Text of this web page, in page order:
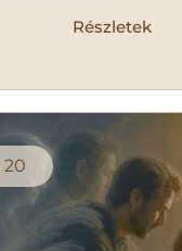
Részletek
20